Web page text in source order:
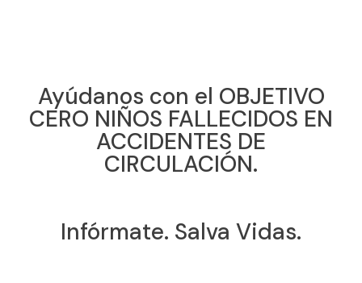
Ayúdanos con el OBJETIVO
CERO NIÑOS FALLECIDOS EN
ACCIDENTES DE
CIRCULACIÓN.
Infórmate. Salva Vidas.